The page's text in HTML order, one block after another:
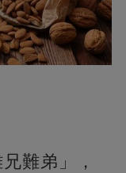
難弟」，